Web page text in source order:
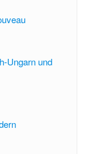
Ungarn und